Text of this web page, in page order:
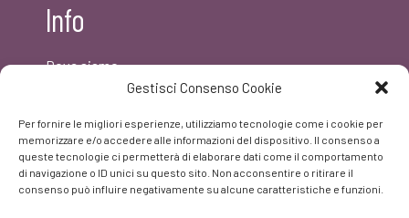
Gestisci Consenso Cookie
Per fornire le migliori esperienze, utilizziamo tecnologie come i cookie per
memorizzare e/o accedere alle informazioni del dispositivo. Il consenso a
queste tecnologie ci permetterà di elaborare dati come il comportamento
di navigazione o ID unici su questo sito. Non acconsentire o ritirare il
consenso può influire negativamente su alcune caratteristiche e funzioni.
Info
Dove siamo
Privacy policy
FAQ
Facebook